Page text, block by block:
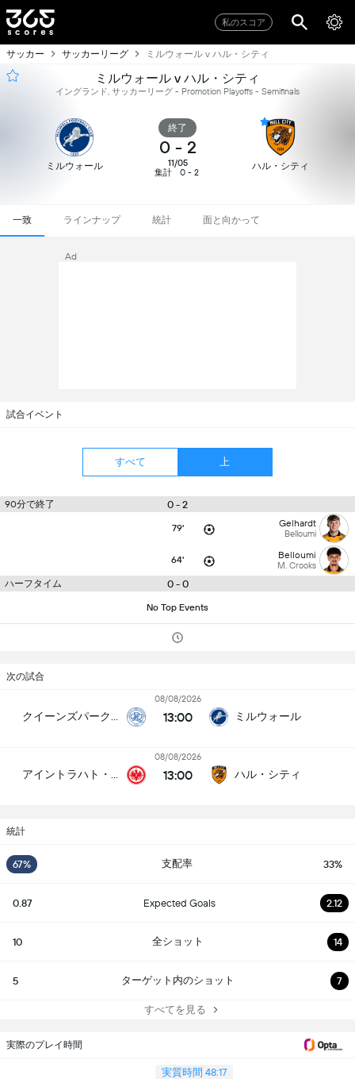
私のスコア
サッカー サッカーリーグ ミルウォール v ハル・シティ
ミルウォール v ハル・シティ
イングランド, サッカーリーグ - Promotion Playoffs - Semifinals
ミルウォール
終了
0 - 2
11/05
集計
0 - 2
ハル・シティ
一致 ラインナップ 統計 面と向かって
Ad
試合イベント
すべて 上
90分で終了 0 - 2
79' Gelhardt
Belloumi
64' Belloumi
M. Crooks
ハーフタイム 0 - 0
No Top Events
次の試合
08/08/2026
13:00 ミルウォール
08/08/2026
13:00 ハル・シティ
統計
67% 支配率 33%
0.87 Expected Goals 2.12
10 全ショット 14
5 ターゲット内のショット 7
すべてを見る
実際のプレイ時間
実質時間 48:17